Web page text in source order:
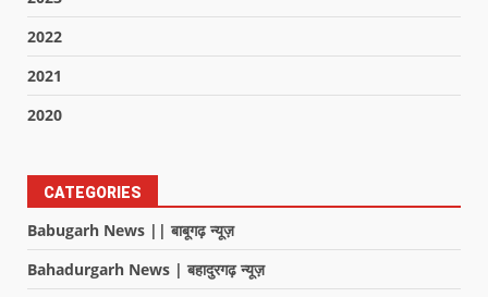
2022
2021
2020
CATEGORIES
Babugarh News || बाबूगढ़ न्यूज़
Bahadurgarh News | बहादुरगढ़ न्यूज़